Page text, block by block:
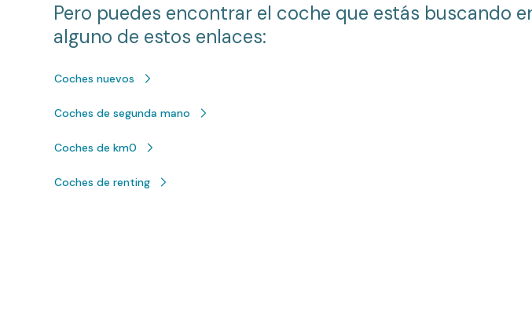
Pero puedes encontrar el coche que estás buscando
alguno de estos enlaces:
Coches nuevos
Coches de segunda mano
Coches de km0
Coches de renting